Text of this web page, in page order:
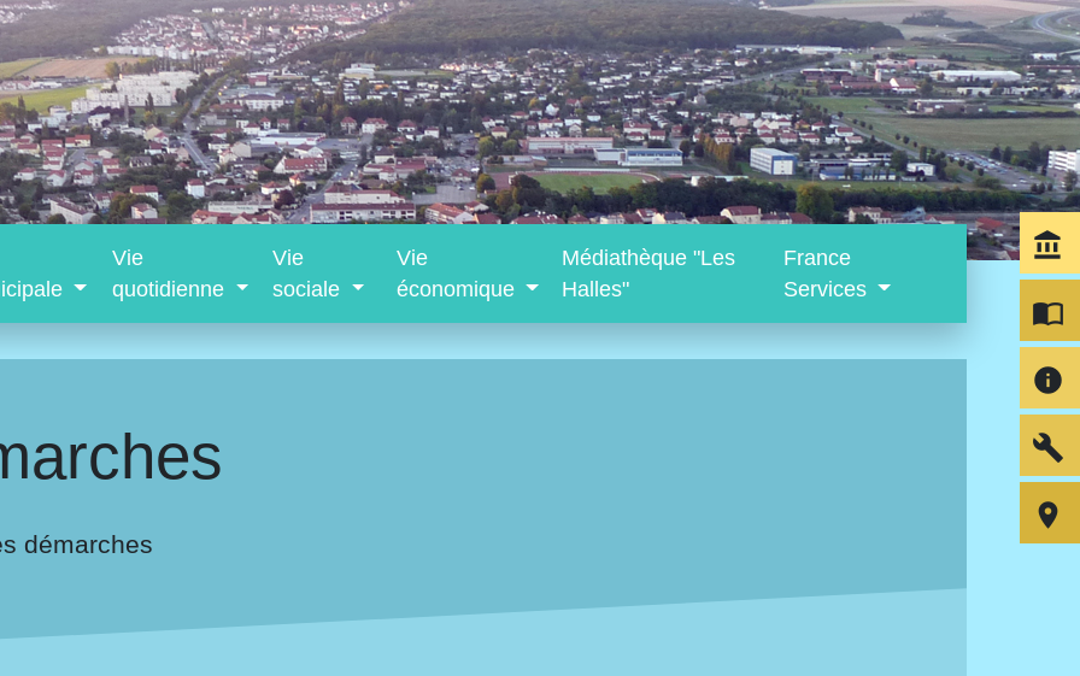
Vie
quotidienne
Vie
sociale
Vie
économique
Médiathèque "Les
Halles"
France
Services
démarches
account_balance
import_contacts
info
build
room